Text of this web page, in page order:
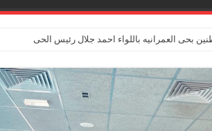
بحى العمرانيه باللواء احمد جلال رئيس الحى